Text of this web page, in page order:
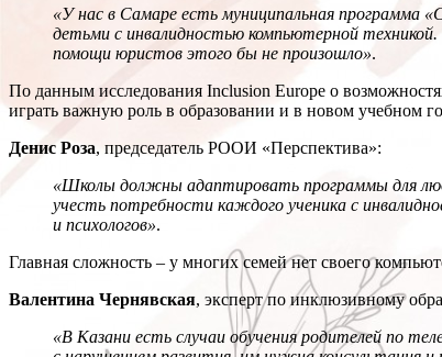
«У нас в Самаре есть муниципальная программа
детьми с инвалидностью компьютерной
помощи юристов этого бы не произошло».
По данным исследования Inclusion Europe о
играть важную роль в образовании и в новом учебном
Денис Роза, председатель РООИ «Перспектива»:
«Школы должны адаптировать программы для
учесть потребности каждого ученика с
и психологов».
Главная сложность – у многих семей нет своего
Валентина Чернявская, эксперт по инклюзивному
«В Казани есть случаи обучения родителей по